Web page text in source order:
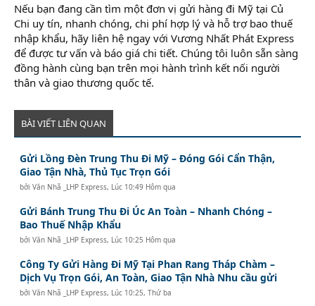
Nếu bạn đang cần tìm một đơn vị gửi hàng đi Mỹ tại Củ
Chi uy tín, nhanh chóng, chi phí hợp lý và hỗ trợ bao thuế
nhập khẩu, hãy liên hệ ngay với Vương Nhất Phát Express
để được tư vấn và báo giá chi tiết. Chúng tôi luôn sẵn sàng
đồng hành cùng bạn trên mọi hành trình kết nối người
thân và giao thương quốc tế.
BÀI VIẾT LIÊN QUAN
Gửi Lồng Đèn Trung Thu Đi Mỹ – Đóng Gói Cẩn Thận,
Giao Tận Nhà, Thủ Tục Trọn Gói
bởiVăn Nhã _LHP Express, Lúc 10:49 Hôm qua
Gửi Bánh Trung Thu Đi Úc An Toàn – Nhanh Chóng –
Bao Thuế Nhập Khẩu
bởiVăn Nhã _LHP Express, Lúc 10:25 Hôm qua
Công Ty Gửi Hàng Đi Mỹ Tại Phan Rang Tháp Chàm –
Dịch Vụ Trọn Gói, An Toàn, Giao Tận Nhà Nhu cầu gửi
bởiVăn Nhã _LHP Express, Lúc 10:25, Thứ ba